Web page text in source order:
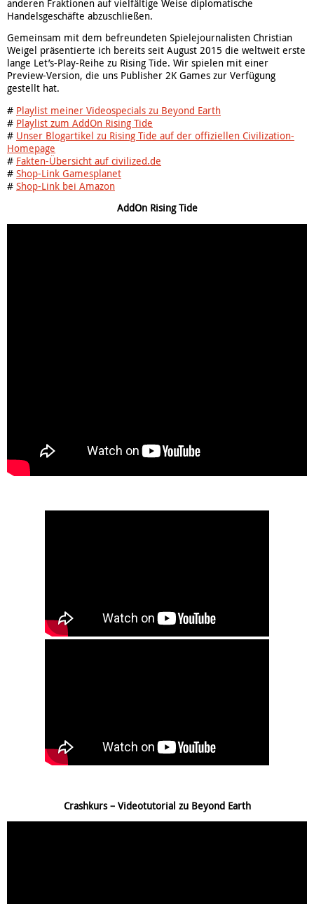
anderen Fraktionen auf vielfältige Weise diplomatische
Handelsgeschäfte abzuschließen.
Gemeinsam mit dem befreundeten Spielejournalisten Christian
Weigel präsentierte ich bereits seit August 2015 die weltweit erste
lange Let’s-Play-Reihe zu Rising Tide. Wir spielen mit einer
Preview-Version, die uns Publisher 2K Games zur Verfügung
gestellt hat.
# Playlist meiner Videospecials zu Beyond Earth
# Playlist zum AddOn Rising Tide
# Unser Blogartikel zu Rising Tide auf der offiziellen Civilization-
Homepage
# Fakten-Übersicht auf civilized.de
# Shop-Link Gamesplanet
# Shop-Link bei Amazon
AddOn Rising Tide
Crashkurs – Videotutorial zu Beyond Earth